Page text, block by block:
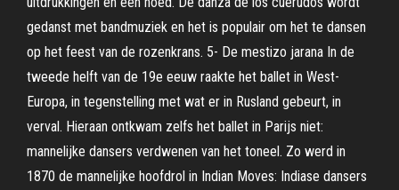
gedanst met bandmuziek en het is populair om het te dansen
op het feest van de rozenkrans. 5- De mestizo jarana In de
tweede helft van de 19e eeuw raakte het ballet in West-
Europa, in tegenstelling met wat er in Rusland gebeurt, in
verval. Hieraan ontkwam zelfs het ballet in Parijs niet:
mannelijke dansers verdwenen van het toneel. Zo werd in
1870 de mannelijke hoofdrol in Indian Moves: Indiase dansers